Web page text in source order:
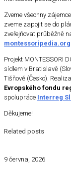
Zveme všechny
zveme zapojit se do
zveřejňovat průběžně
montessoripedia.org
Projekt MONTESSORI
sídlem v Bratislavě
Tišňově (Česko).
Evropského fondu
spolupráce Interreg
Děkujeme!
Related posts
9 června, 2026